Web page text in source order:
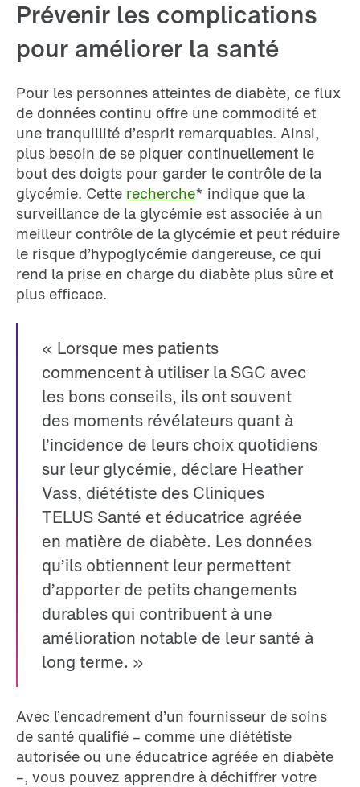
Prévenir les complications
pour améliorer la santé
Pour les personnes atteintes de diabète, ce flux
de données continu offre une commodité et
une tranquillité d’esprit remarquables. Ainsi,
plus besoin de se piquer continuellement le
bout des doigts pour garder le contrôle de la
glycémie. Cette recherche* indique que la
surveillance de la glycémie est associée à un
meilleur contrôle de la glycémie et peut réduire
le risque d’hypoglycémie dangereuse, ce qui
rend la prise en charge du diabète plus sûre et
plus efficace.
« Lorsque mes patients
commencent à utiliser la SGC avec
les bons conseils, ils ont souvent
des moments révélateurs quant à
l’incidence de leurs choix quotidiens
sur leur glycémie, déclare Heather
Vass, diététiste des Cliniques
TELUS Santé et éducatrice agréée
en matière de diabète. Les données
qu’ils obtiennent leur permettent
d’apporter de petits changements
durables qui contribuent à une
amélioration notable de leur santé à
long terme. »
Avec l’encadrement d’un fournisseur de soins
de santé qualifié – comme une diététiste
autorisée ou une éducatrice agréée en diabète
–, vous pouvez apprendre à déchiffrer votre